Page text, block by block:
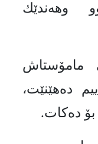
وهه‌ندێك
مامۆستاش
ده‌هێنێت،
ده‌كات‌.